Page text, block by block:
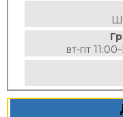
вт-пт